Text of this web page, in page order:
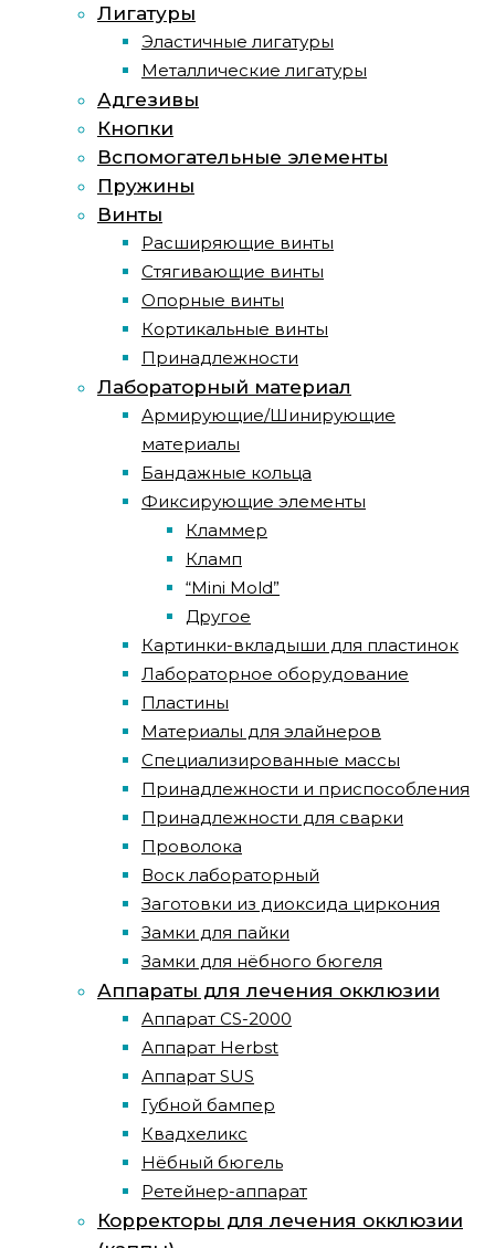
Лигатуры
Эластичные лигатуры
Металлические лигатуры
Адгезивы
Кнопки
Вспомогательные элементы
Пружины
Винты
Расширяющие винты
Стягивающие винты
Опорные винты
Кортикальные винты
Принадлежности
Лабораторный материал
Армирующие/Шинирующие
материалы
Бандажные кольца
Фиксирующие элементы
Кламмер
Кламп
“Mini Mold”
Другое
Картинки-вкладыши для пластинок
Лабораторное оборудование
Пластины
Материалы для элайнеров
Специализированные массы
Принадлежности и приспособления
Принадлежности для сварки
Проволока
Воск лабораторный
Заготовки из диоксида циркония
Замки для пайки
Замки для нёбного бюгеля
Аппараты для лечения окклюзии
Аппарат CS-2000
Аппарат Herbst
Аппарат SUS
Губной бампер
Квадхеликс
Нёбный бюгель
Ретейнер-аппарат
Корректоры для лечения окклюзии